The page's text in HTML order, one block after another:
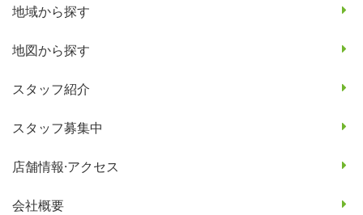
地域から探す
地図から探す
スタッフ紹介
スタッフ募集中
店舗情報·アクセス
会社概要